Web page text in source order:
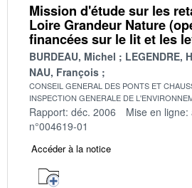
Mission d'étude sur les
Loire Grandeur Nature
financées sur le lit et les
BURDEAU, Michel
LEGENDRE,
NAU, François
CONSEIL GENERAL DES PONTS ET
INSPECTION GENERALE DE
Rapport: déc. 2006 Mise en ligne:
n°004619-01
Accéder à la notice